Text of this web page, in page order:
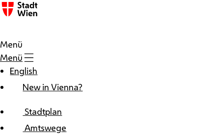
Zum Inhalt
Menü
Menü
English
New in Vienna?
Stadtplan
Amtswege